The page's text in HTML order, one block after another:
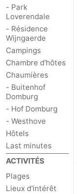
Middelburg
Zeeuws-
Vlaanderen
-
Nieuwvliet
-
Sluis
Cadzand
Nature
Het
Météo
Contact
- Park
Loverendale
- Résidence
Wijngaerde
Campings
Chambre d'hôtes
Chaumières
- Buitenhof
Domburg
- Hof Domburg
- Westhove
Hôtels
Last minutes
ACTIVITÉS
Plages
Lieux d'intérêt